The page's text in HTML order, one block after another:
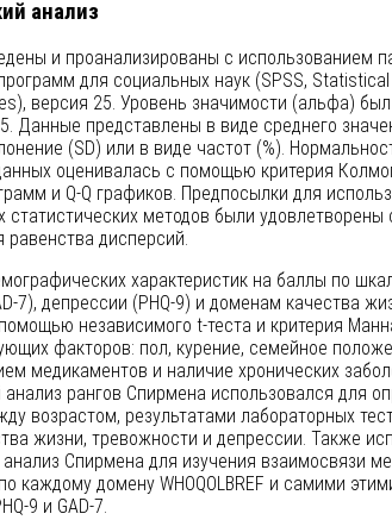
анализ
и проанализированы с использованием
для социальных наук (SPSS,
версия 25. Уровень значимости (альфа)
Данные представлены в виде среднего
(SD) или в виде частот (%).
оценивалась с помощью критерия
и Q-Q графиков. Предпосылки для
статистических методов были
равенства дисперсий.
характеристик на баллы по
7), депрессии (PHQ-9) и доменам качества
независимого t-теста и критерия
факторов: пол, курение, семейное
медикаментов и наличие хронических
рангов Спирмена использовался для
возрастом, результатами лабораторных
жизни, тревожности и депрессии. Также
Спирмена для изучения взаимосвязи
каждому домену WHOQOLBREF и самими
9 и GAD-7.